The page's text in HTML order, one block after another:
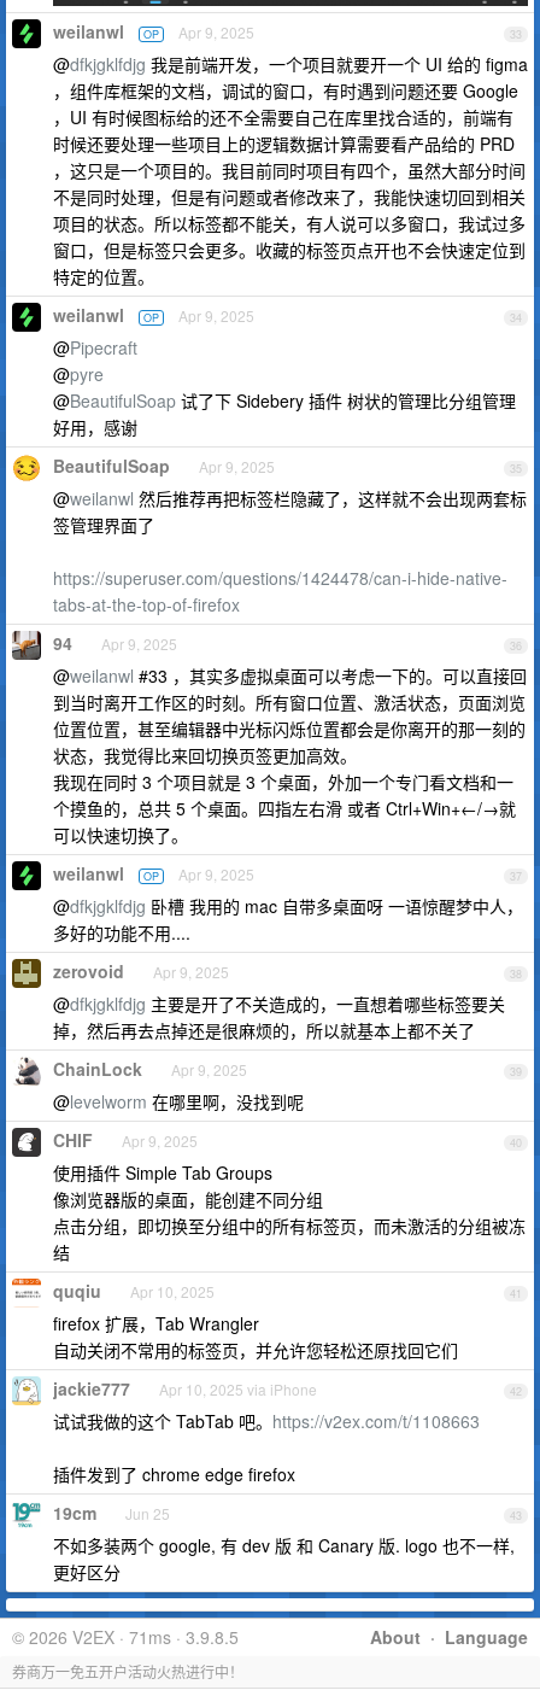
33
weilanwl OP Apr 9, 2025
@dfkjgklfdjg 我是前端开发，一个项目就要开一个 UI 给的 figma
，组件库框架的文档，调试的窗口，有时遇到问题还要 Google
，UI 有时候图标给的还不全需要自己在库里找合适的，前端有
时候还要处理一些项目上的逻辑数据计算需要看产品给的 PRD
，这只是一个项目的。我目前同时项目有四个，虽然大部分时间
不是同时处理，但是有问题或者修改来了，我能快速切回到相关
项目的状态。所以标签都不能关，有人说可以多窗口，我试过多
窗口，但是标签只会更多。收藏的标签页点开也不会快速定位到
特定的位置。
34
weilanwl OP Apr 9, 2025
@Pipecraft
@pyre
@BeautifulSoap 试了下 Sidebery 插件 树状的管理比分组管理
好用，感谢
35
BeautifulSoap Apr 9, 2025
@weilanwl 然后推荐再把标签栏隐藏了，这样就不会出现两套标
签管理界面了
https://superuser.com/questions/1424478/can-i-hide-native-
tabs-at-the-top-of-firefox
36
94 Apr 9, 2025
@weilanwl #33 ，其实多虚拟桌面可以考虑一下的。可以直接回
到当时离开工作区的时刻。所有窗口位置、激活状态，页面浏览
位置位置，甚至编辑器中光标闪烁位置都会是你离开的那一刻的
状态，我觉得比来回切换页签更加高效。
我现在同时 3 个项目就是 3 个桌面，外加一个专门看文档和一
个摸鱼的，总共 5 个桌面。四指左右滑 或者 Ctrl+Win+←/→就
可以快速切换了。
37
weilanwl OP Apr 9, 2025
@dfkjgklfdjg 卧槽 我用的 mac 自带多桌面呀 一语惊醒梦中人，
多好的功能不用....
38
zerovoid Apr 9, 2025
@dfkjgklfdjg 主要是开了不关造成的，一直想着哪些标签要关
掉，然后再去点掉还是很麻烦的，所以就基本上都不关了
39
ChainLock Apr 9, 2025
@levelworm 在哪里啊，没找到呢
40
CHIF Apr 9, 2025
使用插件 Simple Tab Groups
像浏览器版的桌面，能创建不同分组
点击分组，即切换至分组中的所有标签页，而未激活的分组被冻
结
41
quqiu Apr 10, 2025
firefox 扩展，Tab Wrangler
自动关闭不常用的标签页，并允许您轻松还原找回它们
42
jackie777 Apr 10, 2025 via iPhone
试试我做的这个 TabTab 吧。 https://v2ex.com/t/1108663
插件发到了 chrome edge firefox
43
19cm Jun 25
不如多装两个 google, 有 dev 版 和 Canary 版. logo 也不一样,
更好区分
About · Language
© 2026 V2EX · 71ms · 3.9.8.5
券商万一免五开户活动火热进行中！